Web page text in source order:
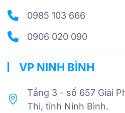
0985 103 666
0906 020 090
VP NINH BÌNH
Tầng 3 - số 657 Giải
Thi, tỉnh Ninh Bình.